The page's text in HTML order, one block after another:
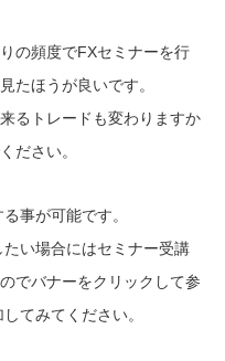
の頻度でFXセミナーを行
たほうが良いです。
るトレードも変わりますか
ださい。
事が可能です。
い場合にはセミナー受講
でバナーをクリックして参
てみてください。